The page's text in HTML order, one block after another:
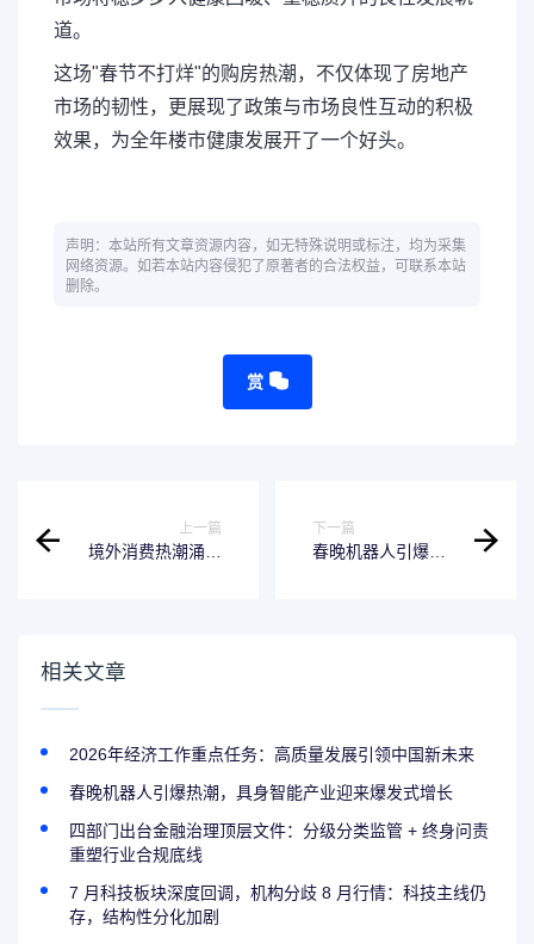
道。
这场"春节不打烊"的购房热潮，不仅体现了房地产
市场的韧性，更展现了政策与市场良性互动的积极
效果，为全年楼市健康发展开了一个好头。
声明：本站所有文章资源内容，如无特殊说明或标注，均为采集
网络资源。如若本站内容侵犯了原著者的合法权益，可联系本站
删除。
赏
上一篇
境外消费热潮涌动
下一篇
春晚机器人引爆热
相关文章
2026年经济工作重点任务：高质量发展引领中国新未来
春晚机器人引爆热潮，具身智能产业迎来爆发式增长
四部门出台金融治理顶层文件：分级分类监管 + 终身问责
重塑行业合规底线
7 月科技板块深度回调，机构分歧 8 月行情：科技主线仍
存，结构性分化加剧